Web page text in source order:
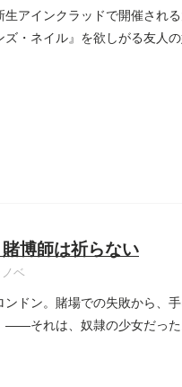
生アインクラッドで開催され
ズ・ネイル』を欲しがる友人
賭博師は祈らない
ベ
ンドン。賭場での失敗から、
――それは、奴隷の少女だった